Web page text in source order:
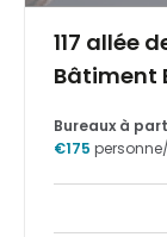
117 allée
Bâtiment
Bureaux à
€175